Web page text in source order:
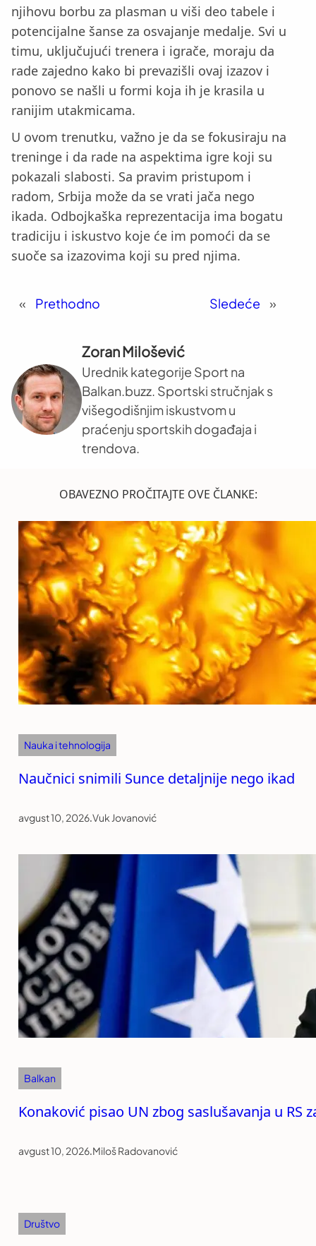
njihovu borbu za plasman u viši deo tabele i
potencijalne šanse za osvajanje medalje. Svi u
timu, uključujući trenera i igrače, moraju da
rade zajedno kako bi prevazišli ovaj izazov i
ponovo se našli u formi koja ih je krasila u
ranijim utakmicama.
U ovom trenutku, važno je da se fokusiraju na
treninge i da rade na aspektima igre koji su
pokazali slabosti. Sa pravim pristupom i
radom, Srbija može da se vrati jača nego
ikada. Odbojkaška reprezentacija ima bogatu
tradiciju i iskustvo koje će im pomoći da se
suoče sa izazovima koji su pred njima.
« Prethodno Sledeće »
Zoran Milošević
Urednik kategorije Sport na
Balkan.buzz. Sportski stručnjak s
višegodišnjim iskustvom u
praćenju sportskih događaja i
trendova.
OBAVEZNO PROČITAJTE OVE ČLANKE:
Nauka i tehnologija
Naučnici snimili Sunce detaljnije nego ikad
avgust 10, 2026.Vuk Jovanović
Balkan
Konaković pisao UN zbog saslušavanja u
avgust 10, 2026.Miloš Radovanović
Društvo